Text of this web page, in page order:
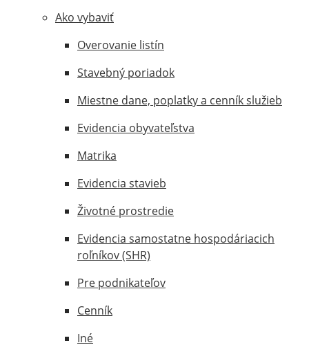
Ako vybaviť
Overovanie listín
Stavebný poriadok
Miestne dane, poplatky a cenník služieb
Evidencia obyvateľstva
Matrika
Evidencia stavieb
Životné prostredie
Evidencia samostatne hospodáriacich
roľníkov (SHR)
Pre podnikateľov
Cenník
Iné